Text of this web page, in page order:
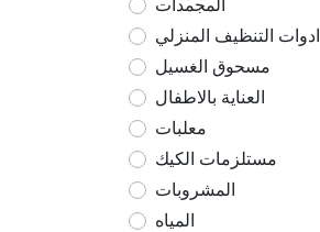
المجمدات
ادوات التنظيف المنزلي
مسحوق الغسيل
العناية بالاطفال
معلبات
مستلزمات الكيك
المشروبات
المياه